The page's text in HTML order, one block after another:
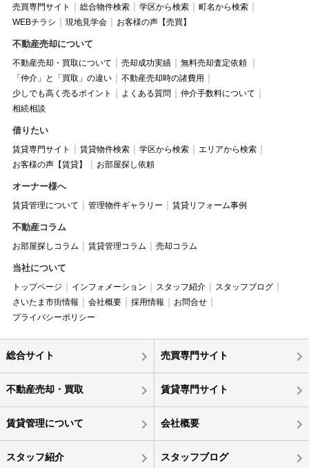
売買専門サイト 総合物件検索 学区から検索
町名から検索
WEBチラシ
現地見学会 お客様の声【売買】
不動産売却について
不動産売却・買取について 売却成功実績
無料売却査定依頼
「仲介」と「買取」の違い
不動産売却時の諸費用
少しでも高く売るポイント
よくある質問
仲介手数料について
相続相談
借りたい
賃貸専門サイト 賃貸物件検索 学区から検索
エリアから検索
お客様の声【賃貸】
お部屋探し依頼
オーナー様へ
賃貸管理について 管理物件ギャラリー 賃貸リフォーム事例
不動産コラム
お部屋探しコラム 賃貸管理コラム 売却コラム
当社について
トップページ インフォメーション スタッフ紹介
スタッフブログ
さいたま市街情報
会社概要 採用情報
お問合せ
プライバシーポリシー
総合サイト 売買専門サイト
不動産売却・買取 賃貸専門サイト
賃貸管理について 会社概要
スタッフ紹介 スタッフブログ